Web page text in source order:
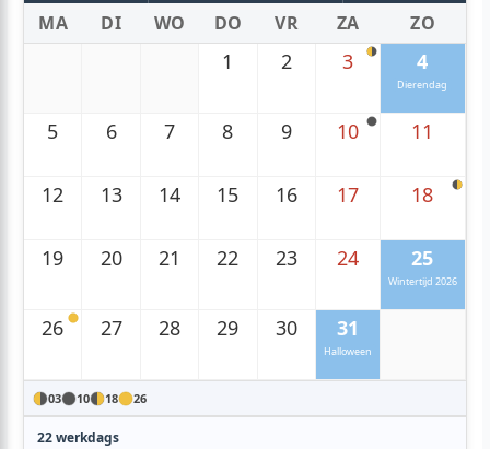
MA DI WO DO VR ZA ZO
1 2 3 4
Dierendag
5 6 7 8 9 10 11
12 13 14 15 16 17 18
19 20 21 22 23 24 25
Wintertijd 2026
26 27 28 29 30 31
Halloween
03 10 18 26
22 werkdags